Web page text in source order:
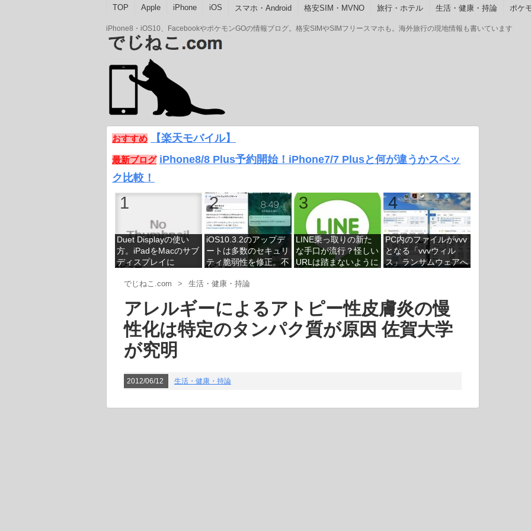
TOP Apple iPhone iOS スマホ・Android 格安SIM・MVNO 旅行・ホテル 生活・健康・持論 ポケ
iPhone8・iOS10、FacebookやポケモンGOの情報ブログ。格安SIMやSIMフリースマホも。海外旅行の現地情報も書いています
おすすめ 【楽天モバイル】
最新ブログ iPhone8/8 Plus予約開始！iPhone7/7 Plusと何が違うかスペッ
ク比較！
Duet Displayの使い
方。iPadをMacのサブ
ディスプレイに
4ビュー
iOS10.3.2のアップデ
ートは多数のセキュリ
ティ脆弱性を修正。不
4ビュー
LINE乗っ取りの新た
な手口が流行？怪しい
URLは踏まないように
4ビュー
PC内のファイルがvvv
となる「vvvウィル
ス」ランサムウェアへ
3ビュー
でじねこ.com
> 生活・健康・持論
アレルギーによるアトピー性皮膚炎の慢
性化は特定のタンパク質が原因 佐賀大学
が究明
2012/06/12 生活・健康・持論